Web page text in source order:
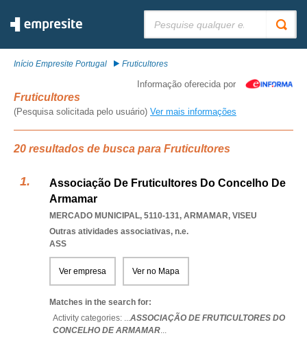
Início Empresite Portugal Fruticultores
Informação oferecida por
Fruticultores
(Pesquisa solicitada pelo usuário) Ver mais informações
20 resultados de busca para Fruticultores
Associação De Fruticultores Do Concelho De
Armamar
MERCADO MUNICIPAL, 5110-131, ARMAMAR, VISEU
Outras atividades associativas, n.e.
ASS
Ver empresa Ver no Mapa
Matches in the search for:
Activity categories: ...ASSOCIAÇÃO DE FRUTICULTORES DO
CONCELHO DE ARMAMAR...